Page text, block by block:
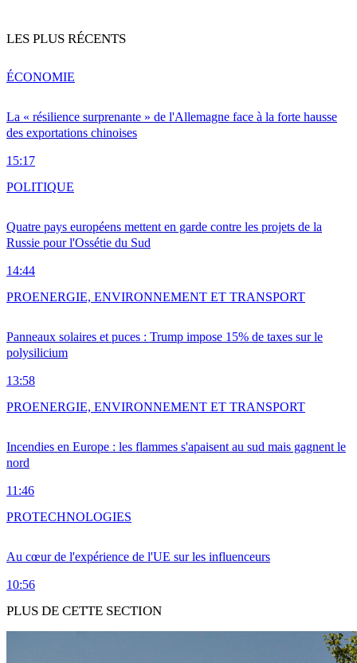
LES PLUS RÉCENTS
La « résilience surprenante » de l'Allemagne face à la forte hausse
des exportations chinoises
15:17
ÉCONOMIE
Quatre pays européens mettent en garde contre les projets de la
Russie pour l'Ossétie du Sud
14:44
POLITIQUE
Panneaux solaires et puces : Trump impose 15% de taxes sur le
polysilicium
13:58
PROENERGIE, ENVIRONNEMENT ET TRANSPORT
Incendies en Europe : les flammes s'apaisent au sud mais gagnent le
nord
11:46
PROENERGIE, ENVIRONNEMENT ET TRANSPORT
Au cœur de l'expérience de l'UE sur les influenceurs
10:56
PROTECHNOLOGIES
PLUS DE CETTE SECTION